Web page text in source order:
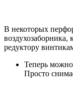
В некоторых
воздухозаборника,
редуктору
Теперь
Просто